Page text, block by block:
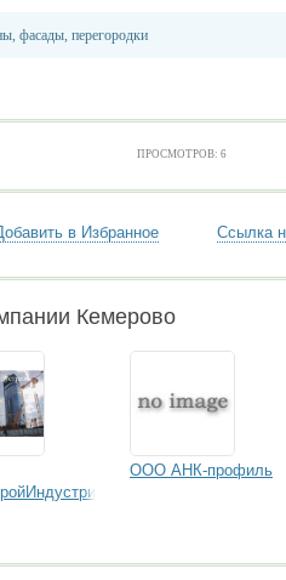
фасады, перегородки
ПРОСМОТРОВ: 6
в Избранное Ссылка
Кемерово
ООО АНК-профиль